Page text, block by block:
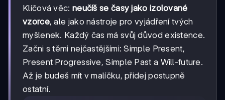
Klíčová věc: neučíš se časy jako izolované
vzorce, ale jako nástroje pro vyjádření tvých
myšlenek. Každý čas má svůj důvod existence.
Začni s těmi nejčastějšími: Simple Present,
Present Progressive, Simple Past a Will-future.
Až je budeš mít v malíčku, přidej postupně
ostatní.